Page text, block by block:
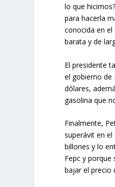
lo que
para hacerla
conocida en
barata y de
El presidente
el gobierno de
dólares,
gasolina que
Finalmente,
superávit en
billones y lo
Fepc y
bajar el precio